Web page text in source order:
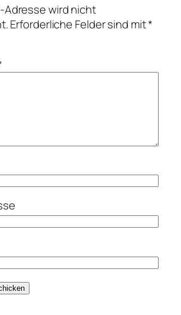
Adresse wird nicht
Erforderliche Felder sind mit*